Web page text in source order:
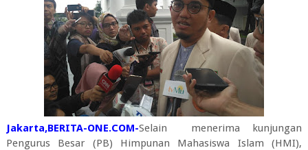
Jakarta,BERITA-ONE.COM-Selain menerima kunjungan
Pengurus Besar (PB) Himpunan Mahasiswa Islam (HMI),